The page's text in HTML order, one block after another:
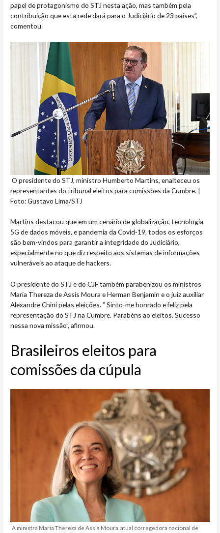
papel de protagonismo do STJ nesta ação, mas também pela
contribuição que esta rede dará para o Judiciário de 23 países”,
comentou.
O presidente do STJ, ministro Humberto Martins, enalteceu os
representantes do tribunal eleitos para comissões da Cumbre. |
Foto: Gustavo Lima/STJ
Martins destacou que em um cenário de globalização, tecnologia
5G de dados móveis, e pandemia da Covid-19, todos os esforços
são bem-vindos para garantir a integridade do Judiciário,
especialmente no que diz respeito aos sistemas de informações
vulneráveis ao ataque de hackers.
O presidente do STJ e do CJF também parabenizou os ministros
Maria Thereza de Assis Moura e Herman Benjamin e o juiz auxiliar
Alexandre Chini pelas eleições. ” Sinto-me honrado e feliz pela
representação do STJ na Cumbre. Parabéns ao eleitos. Sucesso
nessa nova missão”, afirmou.
Brasileiros eleitos para
comissões da cúpula
A ministra Maria Thereza de Assis Moura, atual corregedora nacional de